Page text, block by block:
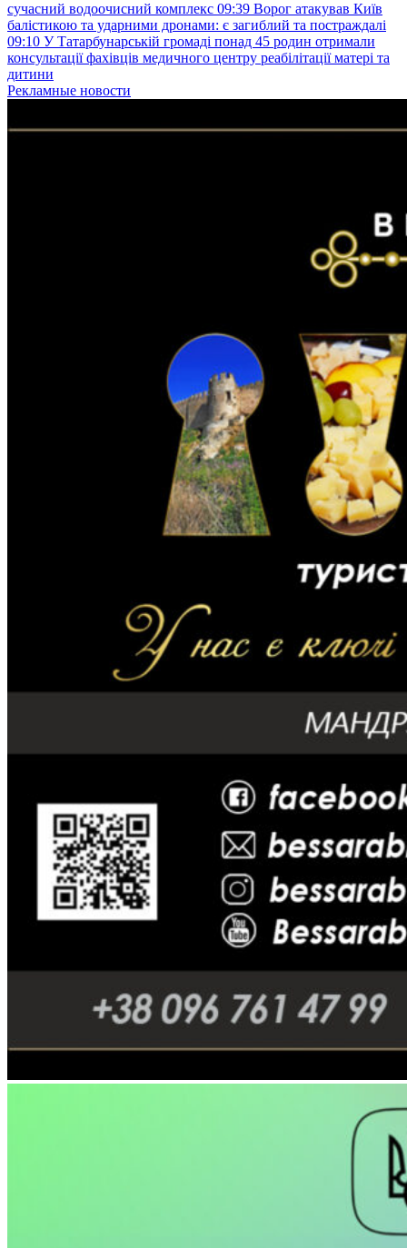
сучасний водоочисний комплекс 09:39 Ворог атакував Київ
балістикою та ударними дронами: є загиблий та постраждалі
09:10 У Татарбунарській громаді понад 45 родин отримали
консультації фахівців медичного центру реабілітації матері та
дитини
Рекламные новости